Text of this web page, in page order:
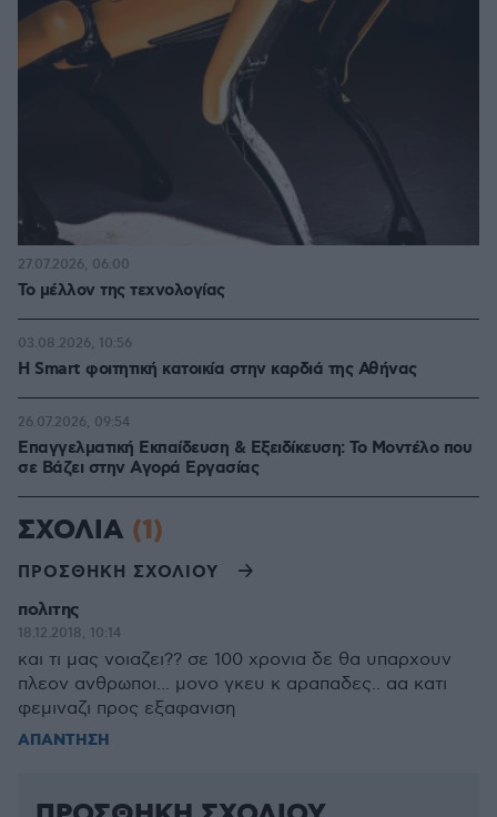
Το μέλλον της τεχνολογίας
27.07.2026, 06:00
Η Smart φοιτητική κατοικία στην καρδιά της Αθήνας
03.08.2026, 10:56
Επαγγελματική Εκπαίδευση & Εξειδίκευση: Το Mοντέλο που
σε Bάζει στην Aγορά Eργασίας
26.07.2026, 09:54
ΣΧΟΛΙΑ (1)
ΠΡΟΣΘΗΚΗ ΣΧΟΛΙΟΥ
πολιτης
18.12.2018, 10:14
και τι μας νοιαζει?? σε 100 χρονια δε θα υπαρχουν
πλεον ανθρωποι... μονο γκευ κ αραπαδες.. αα κατι
φεμιναζι προς εξαφανιση
ΑΠΑΝΤΗΣΗ